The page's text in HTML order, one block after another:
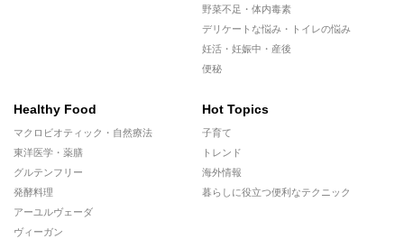
野菜不足・体内毒素
デリケートな悩み・トイレの悩み
妊活・妊娠中・産後
便秘
Healthy Food
マクロビオティック・自然療法
東洋医学・薬膳
グルテンフリー
発酵料理
アーユルヴェーダ
ヴィーガン
Hot Topics
子育て
トレンド
海外情報
暮らしに役立つ便利なテクニック